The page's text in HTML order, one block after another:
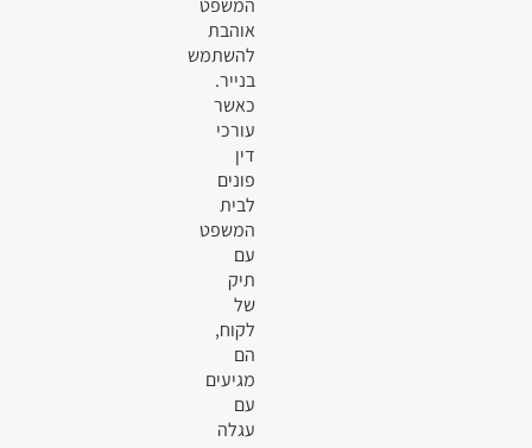
אוהבת
להשתמש
בנייר.
כאשר
עורכי
דין
פונים
לבית
המשפט
עם
תיק
של
לקוח,
הם
מגיעים
עם
עגלה